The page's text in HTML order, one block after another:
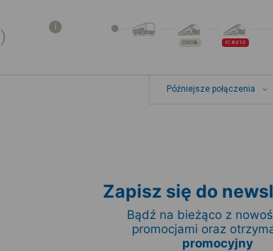
OSOB. IC 8310
Późniejsze połączenia
Zapisz się do
Bądź na bieżąco z
promocjami oraz
promocyjny